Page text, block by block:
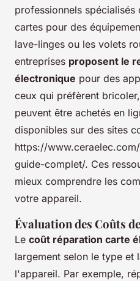
professionnels
cartes pour des
lave-linges ou les volets
entreprises proposent le
électronique pour des
ceux qui préfèrent
peuvent être achetés en
disponibles sur des sites
https://
guide-complet/. Ces
mieux comprendre les
votre appareil.
Évaluation des Coûts
Le coût réparation carte
largement selon le type et
l'appareil. Par exemple,